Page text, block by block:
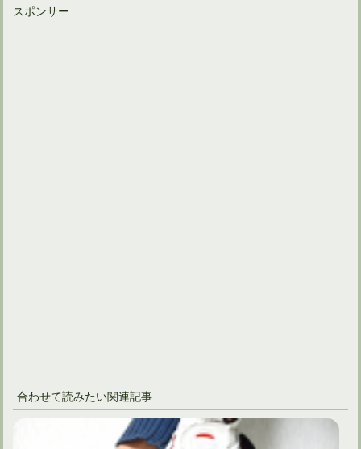
スポンサー
合わせて読みたい関連記事